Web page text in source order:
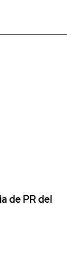
de PR del